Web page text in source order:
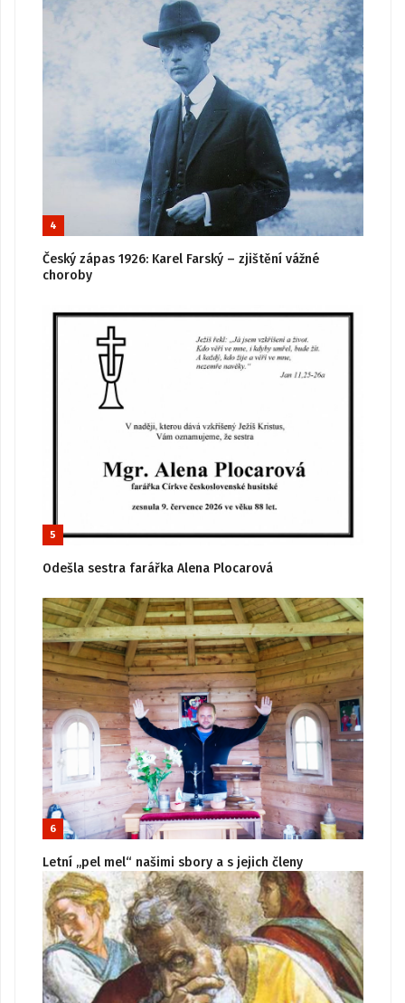
4
Český zápas 1926: Karel Farský – zjištění vážné
choroby
5
Odešla sestra farářka Alena Plocarová
6
Letní „pel mel“ našimi sbory a s jejich členy